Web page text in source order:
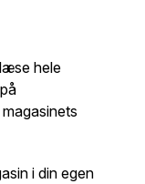
hele
i din egen